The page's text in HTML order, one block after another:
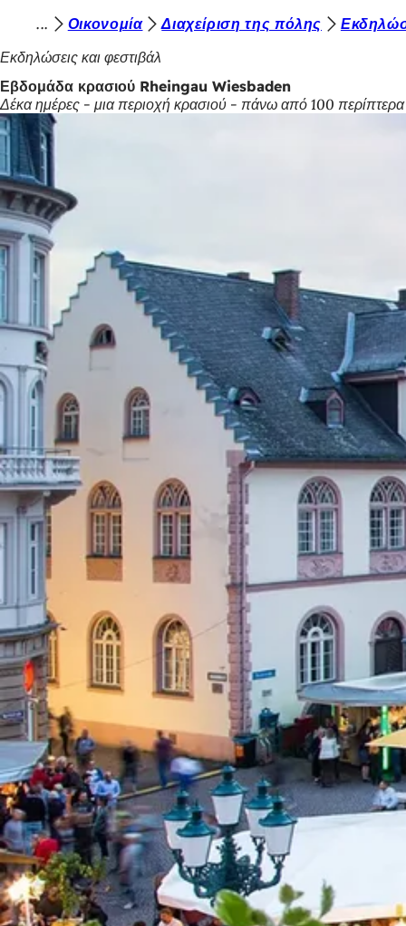
Μετάβαση στο περιεχόμενο
ρ
ί
σ
κ
ε
σ
τ
ε
ε
δ
ώ
:
Οικονομία Διαχείριση της πόλης
Εκδηλώσεις και φεστιβάλ
Εβδομάδα κρασιού Rheingau Wiesbaden
Δέκα ημέρες - μια περιοχή κρασιού - πάνω από 100